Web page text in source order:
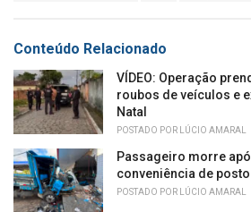
i
e
s
:
Conteúdo Relacionado
VÍDEO: Operação
roubos de veículos e
Natal
POSTADO POR LÚCIO AMARAL
Passageiro morre
conveniência de posto
POSTADO POR LÚCIO AMARAL